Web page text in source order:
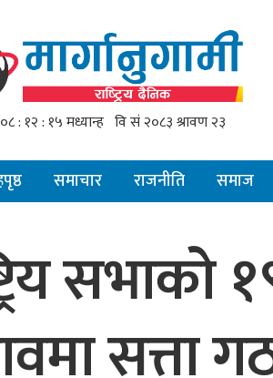
समाचार राजनीति समाज
सत्ता